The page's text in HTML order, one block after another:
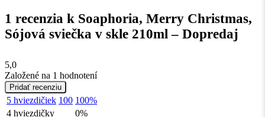
1 recenzia k Soaphoria, Merry Christmas,
Sójová sviečka v skle 210ml – Dopredaj
5,0
Založené na 1 hodnotení
Pridať recenziu
5 hviezdičiek 100 100%
4 hviezdičky
0%